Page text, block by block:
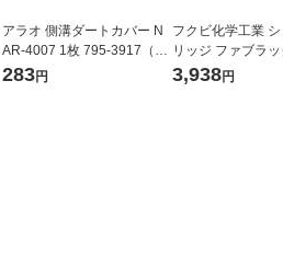
アラオ 側溝ダートカバー N
AR-4007 1枚 795-3917（直
送品）
283円
フクビ化学工業
リッジ ファブラ
合部材 耐荷重
3,938円